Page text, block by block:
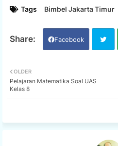
Tags Bimbel Jakarta Timur
Facebook
OLDER
Pelajaran Matematika Soal UAS
Kelas 8